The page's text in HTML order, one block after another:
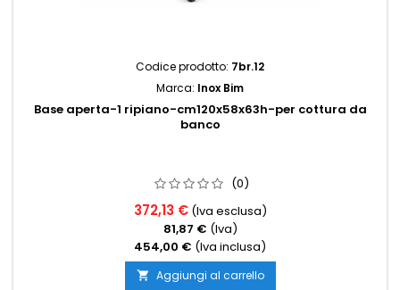
Codice prodotto: 7br.12
Marca: Inox Bim
Base aperta-1 ripiano-cm120x58x63h-per cottura da
banco
(0)
372,13 € (Iva esclusa)
81,87 € (Iva)
454,00 € (Iva inclusa)
 Aggiungi al carrello